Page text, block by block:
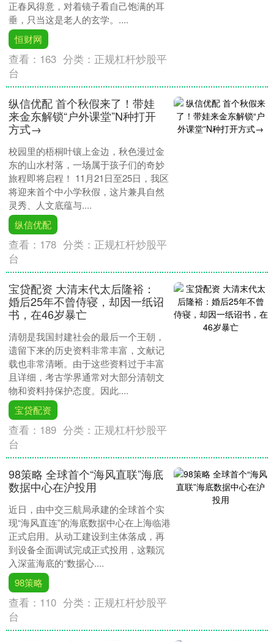
正春风得意，对着镜子看自己饱满的耳
垂，只当这是老人的玄学。....
恒财网
查看： 163 分类： 正规杠杆炒股平
台
纵信优配 首个秋假来了！带娃
来金东解锁“户外课堂”N种打开
方式→
校园里的梧桐叶镶上金边，秋色漫过金
东的山水村落，一场属于孩子们的奇妙
旅程即将启程！ 11月21日至25日，我区
将迎来首个中小学秋假，这片兼具自然
灵秀、人文底蕴与....
纵信优配
查看： 178 分类： 正规杠杆炒股平
台
宝贷配资 大清末代太后隆裕：
婚后25年不曾侍寝，却因一纸诏
书，在46岁暴亡
清朝是我国封建社会的最后一个王朝，
遗留下来的历史资料非常丰富，文献记
载也非常清晰。由于这些资料过于丰富
且详细，考古学界通常对大部分清朝文
物和资料持保护态度。因此....
宝贷配资
查看： 189 分类： 正规杠杆炒股平
台
98策略 全球首个“海风直联”海底
数据中心在沪投用
近日，由中交三航局承建的全球首个实
现“海风直连”的海底数据中心在上海临港
正式启用。从动工建设到主体落成，再
到设备全面调试完成正式投用，这颗沉
入深蓝海底的“数据心....
98策略
查看： 110 分类： 正规杠杆炒股平
台